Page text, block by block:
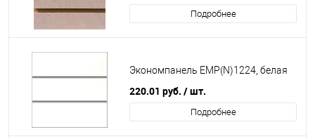
Подробнее
Экономпанель EMP(N)1224, белая
220.01 руб. / шт.
Подробнее